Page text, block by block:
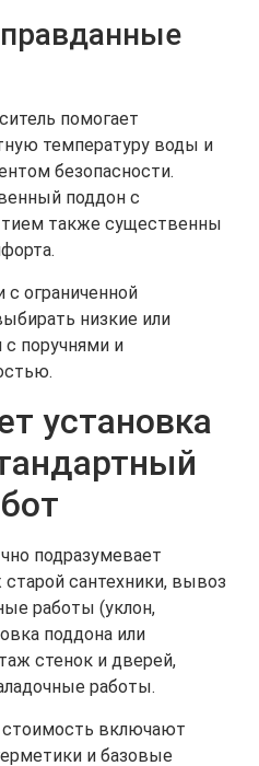
помогает
температуру воды и
безопасности.
поддон с
также существенны
ограниченной
низкие или
поручнями и
установка
подразумевает
сантехники, вывоз
работы (уклон,
поддона или
стенок и дверей,
работы.
включают
и базовые